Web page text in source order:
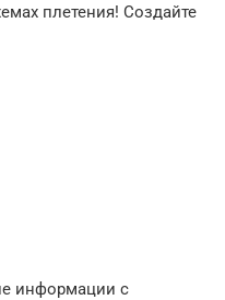
плетения! Создайте
информации с